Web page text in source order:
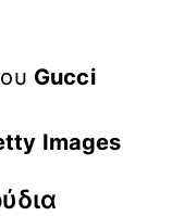
Gucci
Images